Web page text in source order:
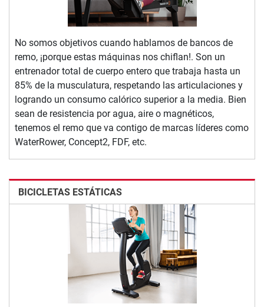
No somos objetivos cuando hablamos de bancos de
remo, ¡porque estas máquinas nos chiflan!. Son un
entrenador total de cuerpo entero que trabaja hasta un
85% de la musculatura, respetando las articulaciones y
logrando un consumo calórico superior a la media. Bien
sean de resistencia por agua, aire o magnéticos,
tenemos el remo que va contigo de marcas líderes como
WaterRower, Concept2, FDF, etc.
BICICLETAS ESTÁTICAS